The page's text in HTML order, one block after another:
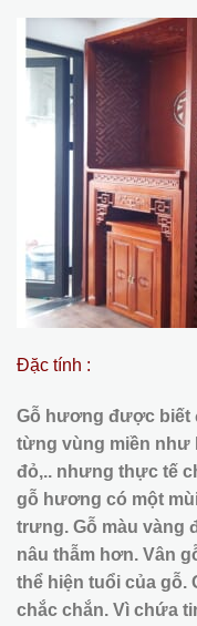
Đặc tính :
Gỗ hương được biết
từng vùng miền
đỏ,.. nhưng thực tế
gỗ hương có một
trưng. Gỗ màu vàng
nâu thẫm hơn. Vân
thể hiện tuổi của gỗ.
chắc chắn. Vì chứa